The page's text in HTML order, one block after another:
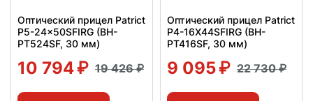
Оптический прицел Patrict
P5-24x50SFIRG (BH-
PT524SF, 30 мм)
10 794 19 426
Оптический прицел Patrict
P4-16X44SFIRG (BH-
PT416SF, 30 мм)
9 095 22 730